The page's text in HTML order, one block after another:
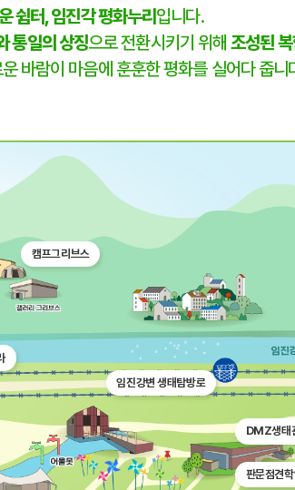
쉼터,임진각 평화누리 입니다.
통일의 상징으로 전환시키기 위해조성된
바람이 마음에 훈훈한 평화를 실어다 줍니
임진강변 생태탐방로
캠프그리브스
DMZ생태
판문점견